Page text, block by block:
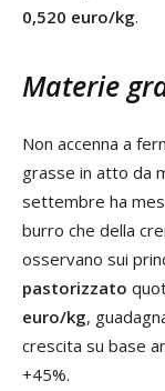
0,520 euro/kg.
Materie
Non accenna a
grasse in atto da
settembre ha
burro che della
osservano sui
pastorizzato
euro/kg,
crescita su base
+45%.